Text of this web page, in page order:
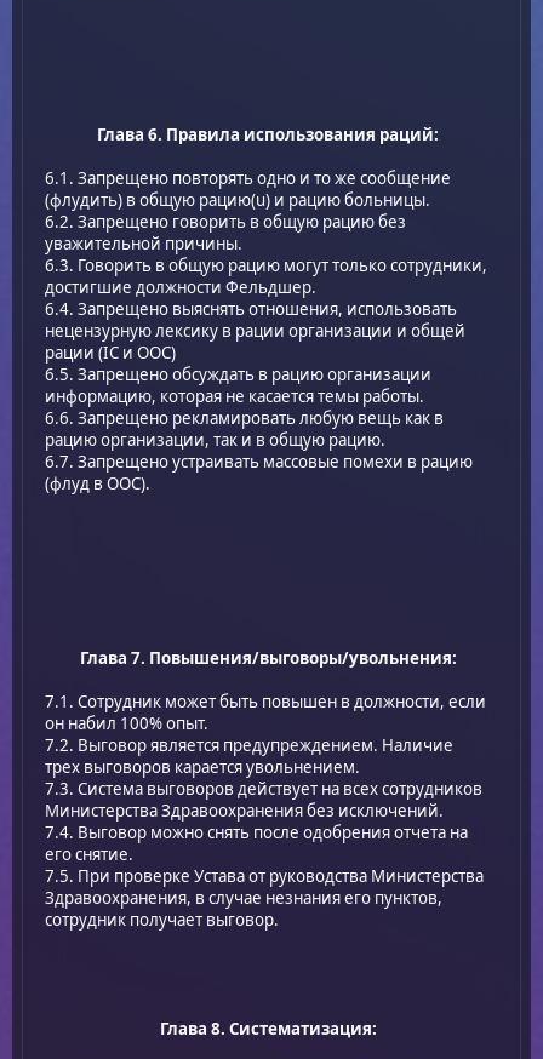
Глава 6. Правила использования раций:
6.1. Запрещено повторять одно и то же сообщение
(флудить) в общую рацию(u) и рацию больницы.
6.2. Запрещено говорить в общую рацию без
уважительной причины.
6.3. Говорить в общую рацию могут только сотрудники,
достигшие должности Фельдшер.
6.4. Запрещено выяснять отношения, использовать
нецензурную лексику в рации организации и общей
рации (IC и ООС)
6.5. Запрещено обсуждать в рацию организации
информацию, которая не касается темы работы.
6.6. Запрещено рекламировать любую вещь как в
рацию организации, так и в общую рацию.
6.7. Запрещено устраивать массовые помехи в рацию
(флуд в ООС).
Глава 7. Повышения/выговоры/увольнения:
7.1. Сотрудник может быть повышен в должности, если
он набил 100% опыт.
7.2. Выговор является предупреждением. Наличие
трех выговоров карается увольнением.
7.3. Система выговоров действует на всех сотрудников
Министерства Здравоохранения без исключений.
7.4. Выговор можно снять после одобрения отчета на
его снятие.
7.5. При проверке Устава от руководства Министерства
Здравоохранения, в случае незнания его пунктов,
сотрудник получает выговор.
Глава 8. Систематизация: